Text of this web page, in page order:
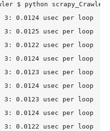
$ python
3: 0.0124 usec per loop
3: 0.0125 usec per loop
3: 0.0122 usec per loop
3: 0.0124 usec per loop
3: 0.0123 usec per loop
3: 0.0124 usec per loop
3: 0.0123 usec per loop
3: 0.0124 usec per loop
3: 0.0122 usec per loop